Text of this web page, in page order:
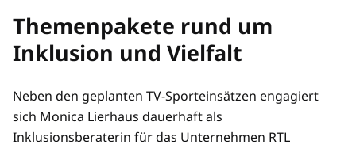
Themenpakete rund um
Inklusion und Vielfalt
Neben den geplanten TV-Sporteinsätzen engagiert
sich Monica Lierhaus dauerhaft als
Inklusionsberaterin für das Unternehmen RTL